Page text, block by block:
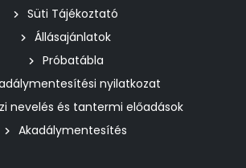
Süti Tájékoztató
Állásajánlatok
Próbatábla
nyilatkozat
nevelés és tantermi előadások
Akadálymentesítés